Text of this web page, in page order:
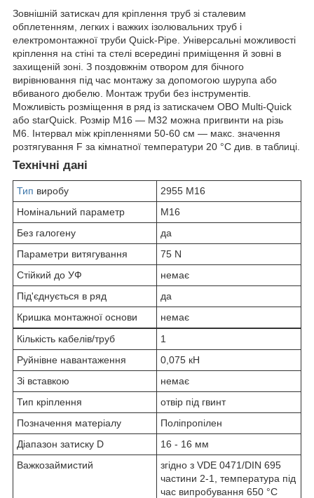
Зовнішній затискач для кріплення труб зі сталевим
обплетенням, легких і важких ізолювальних труб і
електромонтажної труби Quick-Pipe. Універсальні можливості
кріплення на стіні та стелі всередині приміщення й зовні в
захищеній зоні. З поздовжнім отвором для бічного
вирівнювання під час монтажу за допомогою шурупа або
вбиваного дюбелю. Монтаж труби без інструментів.
Можливість розміщення в ряд із затискачем OBO Multi-Quick
або starQuick. Розмір M16 — M32 можна пригвинти на різь
M6. Інтервал між кріпленнями 50-60 см — макс. значення
розтягування F за кімнатної температури 20 °C див. в таблиці.
Технічні дані
Тип виробу
2955 M16
Номінальний параметр
M16
Без галогену
да
Параметри витягування
75 N
Стійкий до УФ
немає
Під'єднується в ряд
да
Кришка монтажної основи
немає
Кількість кабелів/труб
1
Руйнівне навантаження
0,075 кН
Зі вставкою
немає
Тип кріплення
отвір під гвинт
Позначення матеріалу
Поліпропілен
Діапазон затиску D
16 - 16 мм
Важкозаймистий
згідно з VDE 0471/DIN 695
частини 2-1, температура під
час випробування 650 °C